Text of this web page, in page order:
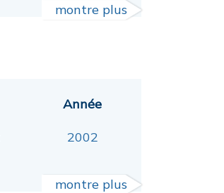
montre plus
Année
2002
montre plus